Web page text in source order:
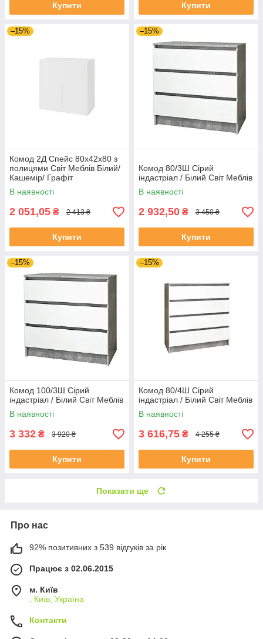
Купити Купити
–15%
Комод 2Д Спейс 80х42х80 з
полицями Світ Меблів Білий/
Кашемір/ Графіт
В наявності
2 051,05 ₴ 2 413 ₴
Купити
–15%
Комод 80/3Ш Сірий
індастріал / Білий Світ Меблів
В наявності
2 932,50 ₴ 3 450 ₴
Купити
–15%
Комод 100/3Ш Сірий
індастріал / Білий Світ Меблів
В наявності
3 332 ₴ 3 920 ₴
Купити
–15%
Комод 80/4Ш Сірий
індастріал / Білий Світ Меблів
В наявності
3 616,75 ₴ 4 255 ₴
Купити
Показати ще
Про нас
92% позитивних з 539 відгуків за рік
Працює з 02.06.2015
м. Київ
, Київ, Україна
Контакти